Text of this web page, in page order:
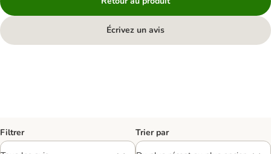
Écrivez un avis
Filtrer Trier par